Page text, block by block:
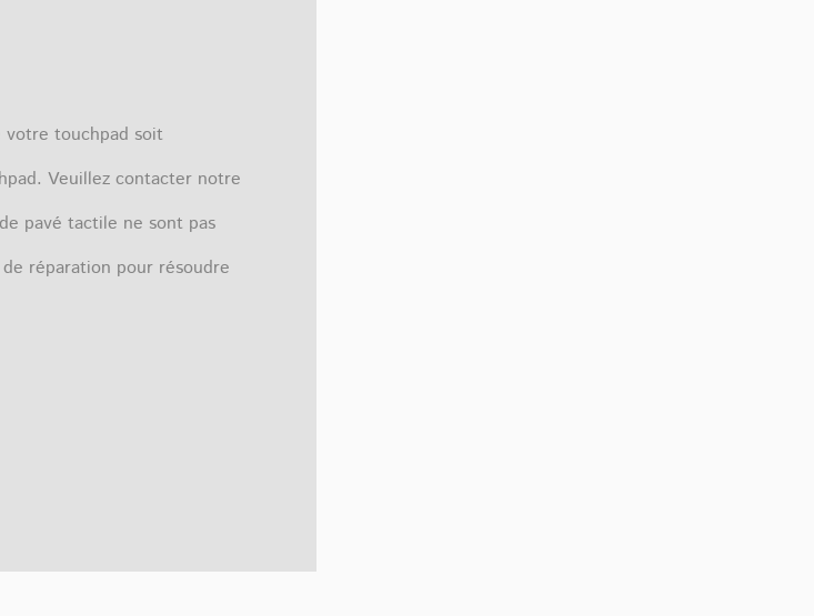
votre touchpad soit
Veuillez contacter notre
pavé tactile ne sont pas
réparation pour résoudre